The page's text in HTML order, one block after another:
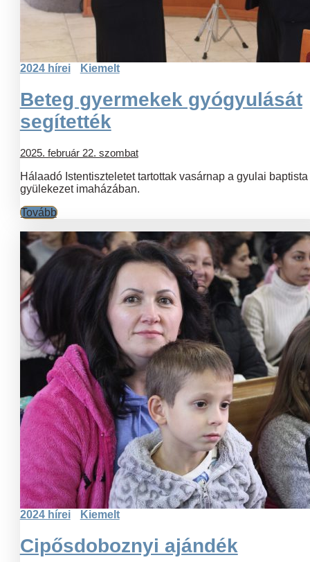
2024 hírei Kiemelt
Beteg gyermekek gyógyulását
segítették
2025. február 22. szombat
Hálaadó Istentiszteletet tartottak vasárnap a gyulai baptista
gyülekezet imaházában.
Tovább
2024 hírei Kiemelt
Cipősdoboznyi ajándék